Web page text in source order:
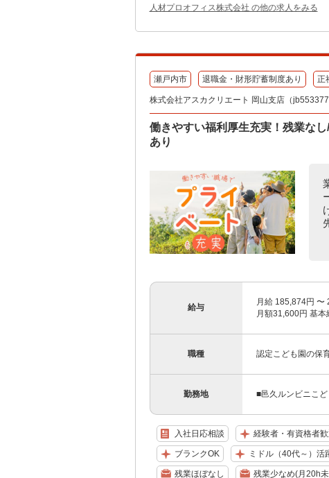
人材プロオフィス株式会社 の他の求人をみる
瀬戸内市 退職金・財形貯蓄制度あり 正
株式会社アスカクリエート 岡山支店（jb553377
働きやすい福利厚生充実！残業な
あり
給与
月給 185,874円
月額31,600円 基
職種 認定こども園の保
勤務地 ■邑久ルンビニこ
入社日応相談 経験者・有資格者
ブランクOK ミドル（40代～）活
残業ほぼなし 残業少なめ(月20h